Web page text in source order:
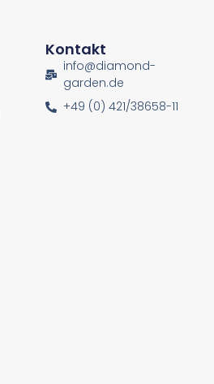
Kontakt
info@diamond-
garden.de
+49 (0) 421/38658-11